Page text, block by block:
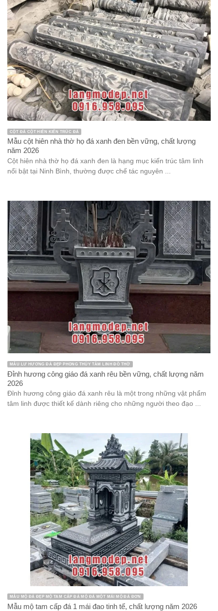
CỘT ĐÁ CỘT HIÊN KIẾN TRÚC ĐÁ
Mẫu cột hiên nhà thờ họ đá xanh đen bền vững, chất lượng
năm 2026
Cột hiên nhà thờ họ đá xanh đen là hạng mục kiến trúc tâm linh
nổi bật tại Ninh Bình, thường được chế tác nguyên ...
MẪU LƯ HƯƠNG ĐÁ ĐẸP PHONG THỦY TÂM LINH ĐỒ THỜ
Đỉnh hương công giáo đá xanh rêu bền vững, chất lượng năm
2026
Đỉnh hương công giáo đá xanh rêu là một trong những vật phẩm
tâm linh được thiết kế dành riêng cho những người theo đạo ...
MẪU MỘ ĐÁ ĐẸP MỘ TAM CẤP ĐÁ MỘ ĐÁ MỘT MÁI MỘ ĐÁ ĐƠN
Mẫu mộ tam cấp đá 1 mái đao tinh tế, chất lượng năm 2026